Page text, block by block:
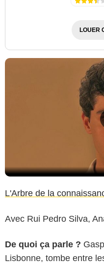
LOUER
L'Arbre de la
Avec Rui Pedro Silva,
De quoi ça parle ?
Lisbonne, tombe entre